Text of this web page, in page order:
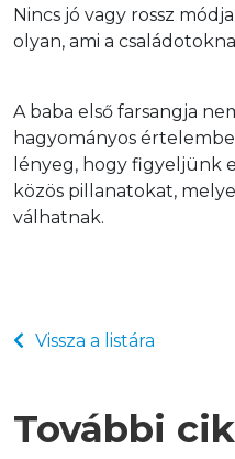
Nincs jó vagy rossz
olyan, ami a
A baba első farsangja
hagyományos
lényeg, hogy figyeljünk
közös pillanatokat,
válhatnak.
Vissza a listára
További